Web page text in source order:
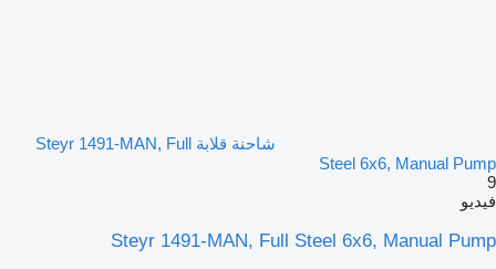
شاحنة قلابة Steyr 1491-MAN, Full
Steel 6x6, Manual Pump
9
فيديو
Steyr 1491-MAN, Full Steel 6x6, Manual Pump